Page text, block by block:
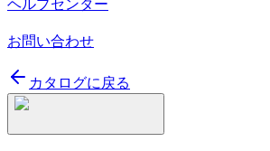
ヘルプセンター
お問い合わせ
カタログに戻る